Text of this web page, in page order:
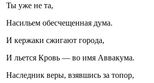
Ты уже не та,
Насильем обесчещенная дума.
И кержаки сжигают города,
И льется Кровь — во имя Аввакума.
Наследник веры, взявшись за топор,